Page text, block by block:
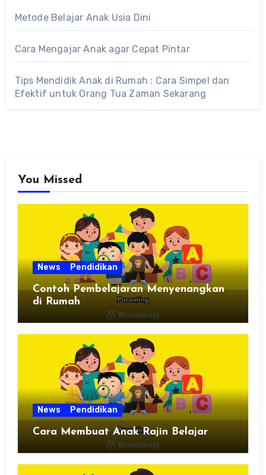
Metode Belajar Anak Usia Dini
Cara Mengajar Anak agar Cepat Pintar
Tips Mendidik Anak di Rumah : Cara Simpel dan
Efektif untuk Orang Tua Zaman Sekarang
You Missed
News Pendidikan
Contoh Pembelajaran Menyenangkan
di Rumah
News Pendidikan
Cara Membuat Anak Rajin Belajar